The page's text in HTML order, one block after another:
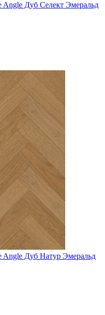
Angle Дуб Селект Эмеральд
Angle Дуб Натур Эмеральд